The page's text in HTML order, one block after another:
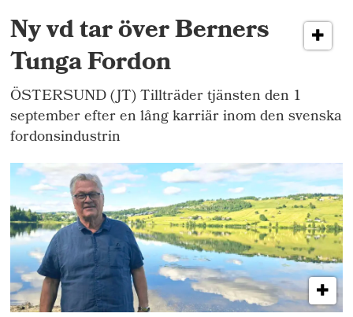
Ny vd tar över Berners
Tunga Fordon
ÖSTERSUND (JT) Tillträder tjänsten den 1
september efter en lång karriär inom den svenska
fordonsindustrin